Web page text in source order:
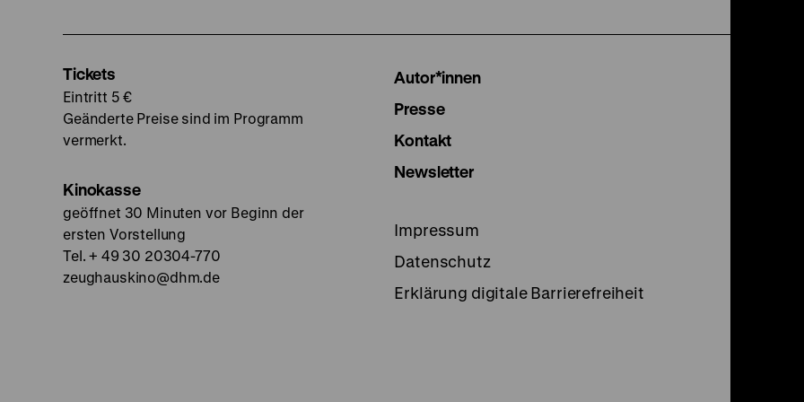
Tickets
Eintritt 5 €
Geänderte Preise sind im Programm
vermerkt.
Kinokasse
geöffnet 30 Minuten vor Beginn der
ersten Vorstellung
Tel. + 49 30 20304-770
zeughauskino@dhm.de
Autor*innen
Presse
Kontakt
Newsletter
Impressum
Datenschutz
Erklärung digitale Barrierefreiheit